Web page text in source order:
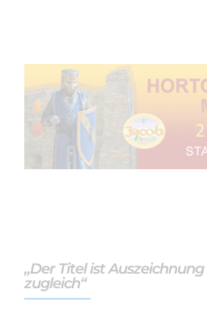
„Der Titel ist
zugleich“